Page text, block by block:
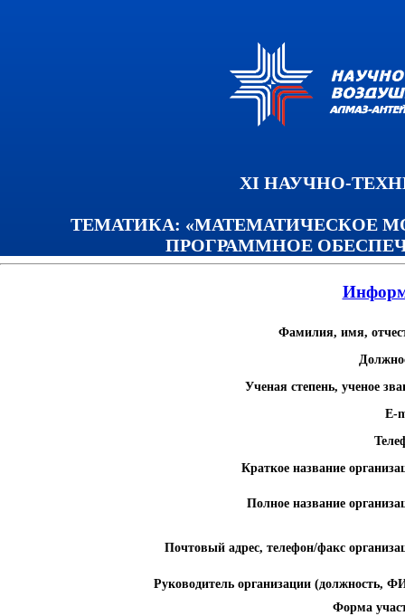
XI НАУЧНО-
ТЕМАТИКА: «МАТЕМАТИЧЕСКОЕ
ПРОГРАММНОЕ
Фамилия, имя,
Ученая степень, ученое
E-
Краткое название
Полное название
Почтовый адрес, телефон/факс
Руководитель организации (должность,
Форма